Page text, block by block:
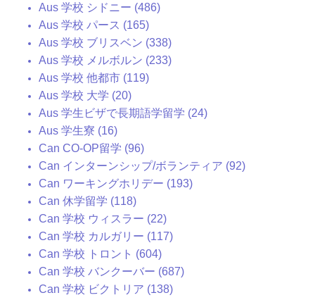
Aus 学校 シドニー (486)
Aus 学校 パース (165)
Aus 学校 ブリスベン (338)
Aus 学校 メルボルン (233)
Aus 学校 他都市 (119)
Aus 学校 大学 (20)
Aus 学生ビザで長期語学留学 (24)
Aus 学生寮 (16)
Can CO-OP留学 (96)
Can インターンシップ/ボランティア (92)
Can ワーキングホリデー (193)
Can 休学留学 (118)
Can 学校 ウィスラー (22)
Can 学校 カルガリー (117)
Can 学校 トロント (604)
Can 学校 バンクーバー (687)
Can 学校 ビクトリア (138)